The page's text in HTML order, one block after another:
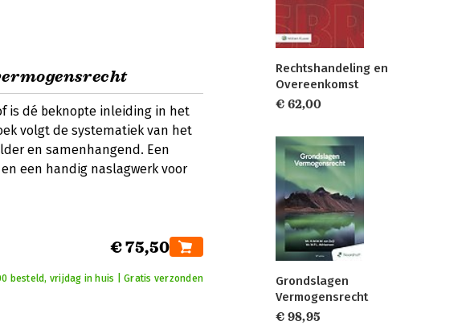
is dé beknopte inleiding in het
volgt de systematiek van het
en samenhangend. Een
een handig naslagwerk voor
€ 75,50
besteld, vrijdag in huis | Gratis verzonden
Rechtshandeling en
Overeenkomst
€ 62,00
Grondslagen
Vermogensrecht
€ 98,95